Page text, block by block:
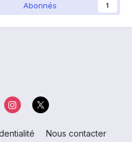
Abonnés 1
Nous contacter